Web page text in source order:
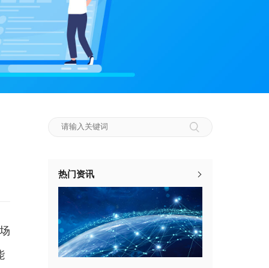
热门资讯